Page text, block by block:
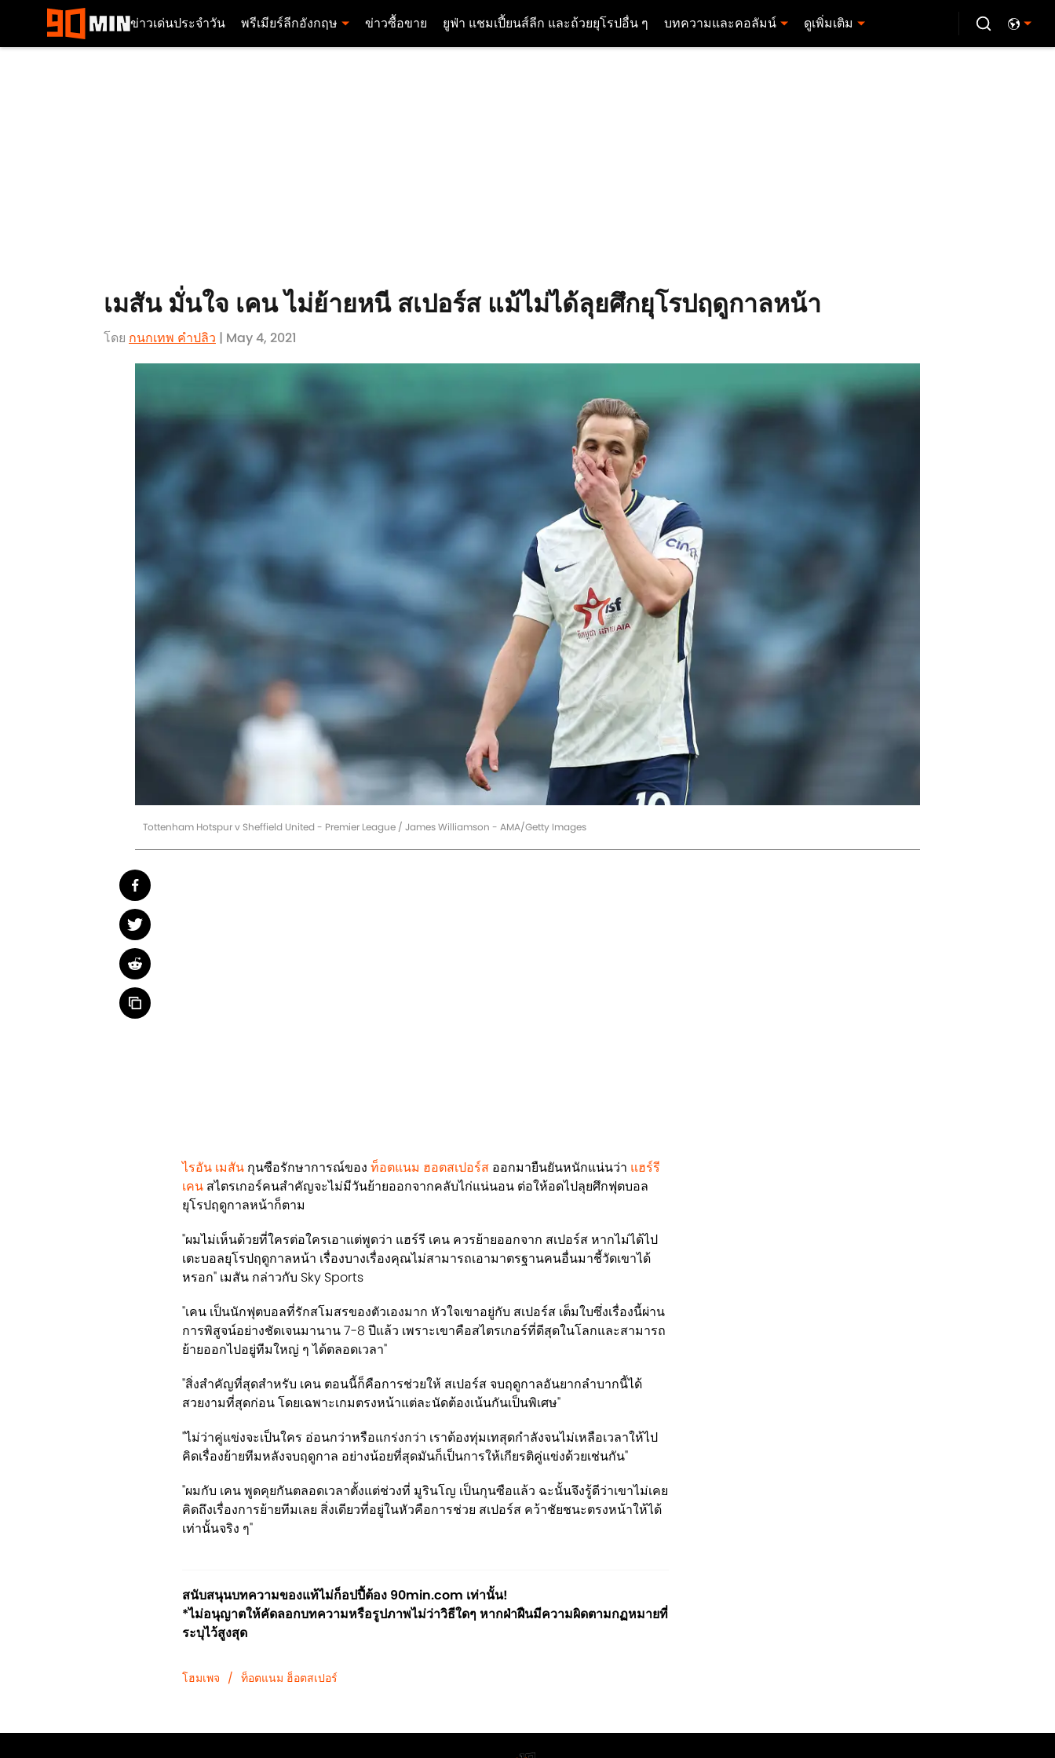
ข่าวเด่นประจำวัน พรีเมียร์ลีกอังกฤษ ข่าวซื้อขาย ยูฟ่า แชมเปี้ยนส์ลีก และถ้วยยุโรปอื่น ๆ บทความและคอลัมน์ ดูเพิ่มเติม
เมสัน มั่นใจ เคน ไม่ย้ายหนี สเปอร์ส แม้ไม่ได้ลุยศึกยุโรปฤดูกาลหน้า
โดย กนกเทพ คำปลิว | May 4, 2021
Tottenham Hotspur v Sheffield United - Premier League / James Williamson - AMA/Getty Images
ไรอัน เมสัน กุนซือรักษาการณ์ของ ท็อตแนม ฮอตสเปอร์ส ออกมายืนยันหนักแน่นว่า แฮร์รี
เคน สไตรเกอร์คนสำคัญจะไม่มีวันย้ายออกจากคลับไก่แน่นอน ต่อให้อดไปลุยศึกฟุตบอล
ยุโรปฤดูกาลหน้าก็ตาม
"ผมไม่เห็นด้วยที่ใครต่อใครเอาแต่พูดว่า แฮร์รี เคน ควรย้ายออกจาก สเปอร์ส หากไม่ได้ไป
เตะบอลยุโรปฤดูกาลหน้า เรื่องบางเรื่องคุณไม่สามารถเอามาตรฐานคนอื่นมาชี้วัดเขาได้
หรอก" เมสัน กล่าวกับ Sky Sports
"เคน เป็นนักฟุตบอลที่รักสโมสรของตัวเองมาก หัวใจเขาอยู่กับ สเปอร์ส เต็มใบซึ่งเรื่องนี้ผ่าน
การพิสูจน์อย่างชัดเจนมานาน 7-8 ปีแล้ว เพราะเขาคือสไตรเกอร์ที่ดีสุดในโลกและสามารถ
ย้ายออกไปอยู่ทีมใหญ่ ๆ ได้ตลอดเวลา"
"สิ่งสำคัญที่สุดสำหรับ เคน ตอนนี้ก็คือการช่วยให้ สเปอร์ส จบฤดูกาลอันยากลำบากนี้ได้
สวยงามที่สุดก่อน โดยเฉพาะเกมตรงหน้าแต่ละนัดต้องเน้นกันเป็นพิเศษ"
"ไม่ว่าคู่แข่งจะเป็นใคร อ่อนกว่าหรือแกร่งกว่า เราต้องทุ่มเทสุดกำลังจนไม่เหลือเวลาให้ไป
คิดเรื่องย้ายทีมหลังจบฤดูกาล อย่างน้อยที่สุดมันก็เป็นการให้เกียรติคู่แข่งด้วยเช่นกัน"
"ผมกับ เคน พูดคุยกันตลอดเวลาตั้งแต่ช่วงที่ มูรินโญ เป็นกุนซือแล้ว ฉะนั้นจึงรู้ดีว่าเขาไม่เคย
คิดถึงเรื่องการย้ายทีมเลย สิ่งเดียวที่อยู่ในหัวคือการช่วย สเปอร์ส คว้าชัยชนะตรงหน้าให้ได้
เท่านั้นจริง ๆ"
สนับสนุนบทความของแท้ไม่ก็อปปี้ต้อง 90min.com เท่านั้น!
*ไม่อนุญาตให้คัดลอกบทความหรือรูปภาพไม่ว่าวิธีใดๆ หากฝ่าฝืนมีความผิดตามกฏหมายที่
ระบุไว้สูงสุด
โฮมเพจ / ท็อตแนม ฮ็อตสเปอร์